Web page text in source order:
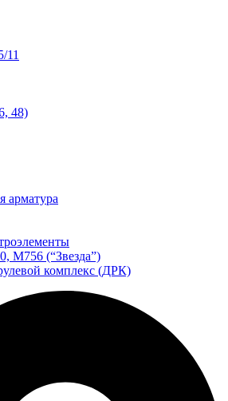
11
48)
арматура
М756 (“Звезда”)
комплекс (ДРК)